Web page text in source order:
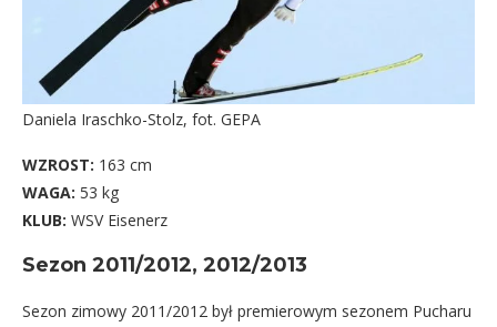
Daniela Iraschko-Stolz, fot. GEPA
WZROST: 163 cm
WAGA: 53 kg
KLUB: WSV Eisenerz
Sezon 2011/2012, 2012/2013
Sezon zimowy 2011/2012 był premierowym sezonem Pucharu